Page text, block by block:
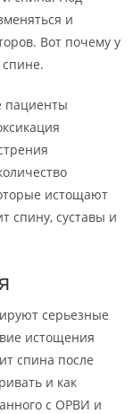
и
Вот почему у
пациенты
истощают
спину, суставы и
серьезные
истощения
спина после
и как
с ОРВИ и